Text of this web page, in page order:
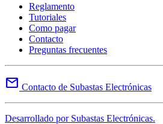
Reglamento
Tutoriales
Como pagar
Contacto
Preguntas frecuentes
mail Contacto de Subastas Electrónicas
Desarrollado por Subastas Electrónicas.